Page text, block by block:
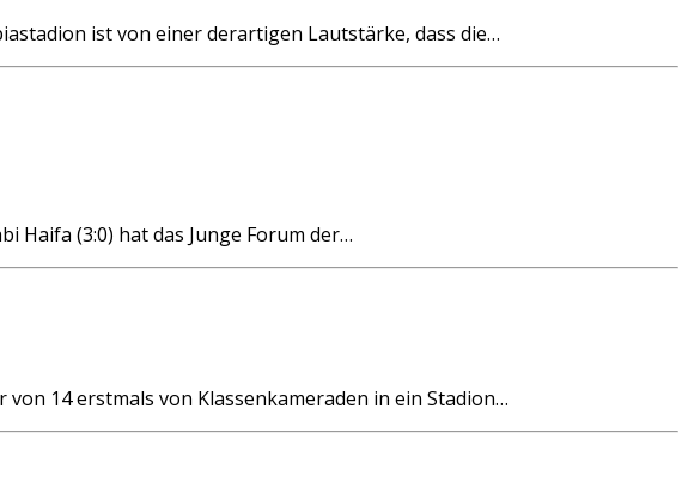
ist von einer derartigen Lautstärke, dass die…
Haifa (3:0) hat das Junge Forum der…
14 erstmals von Klassenkameraden in ein Stadion…